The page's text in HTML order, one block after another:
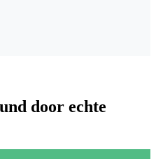
door echte